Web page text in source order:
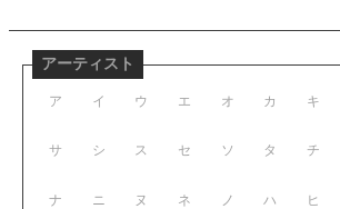
アーティスト
ア イ ウ エ オ
サ シ ス セ ソ
ナ ニ ヌ ネ ノ
カ キ
タ チ
ハ ヒ